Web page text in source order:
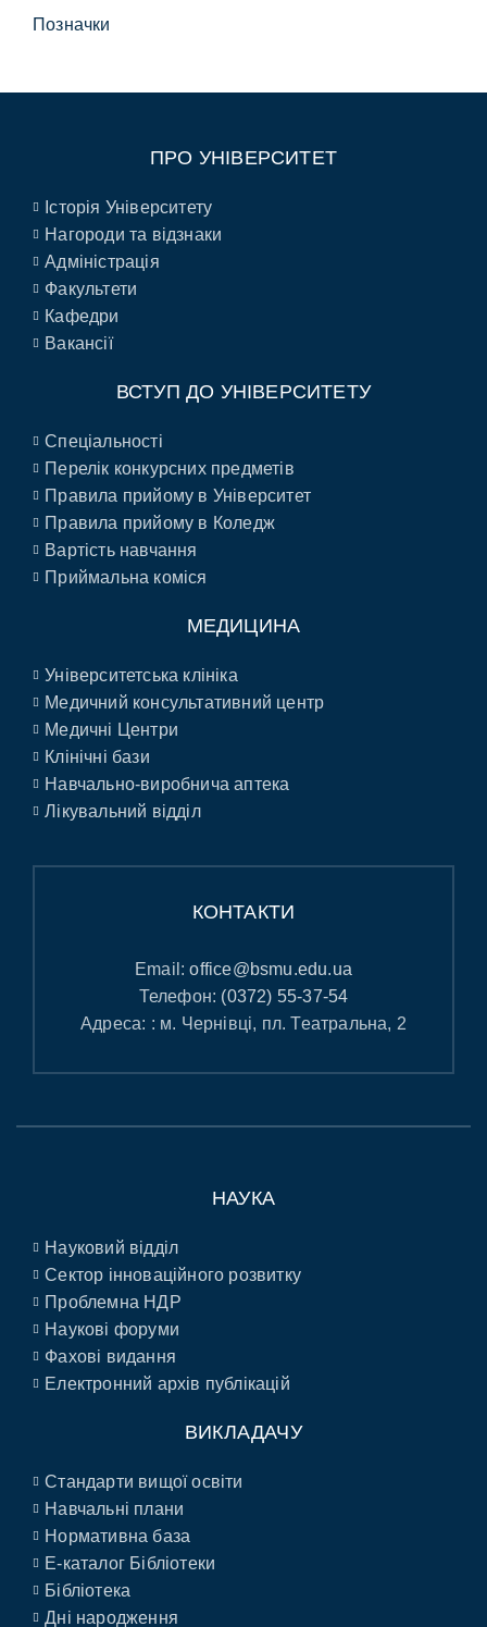
Позначки
ПРО УНІВЕРСИТЕТ
Історія Університету
Нагороди та відзнаки
Адміністрація
Факультети
Кафедри
Вакансії
ВСТУП ДО УНІВЕРСИТЕТУ
Спеціальності
Перелік конкурсних предметів
Правила прийому в Університет
Правила прийому в Коледж
Вартість навчання
Приймальна коміся
МЕДИЦИНА
Університетська клініка
Медичний консультативний центр
Медичні Центри
Клінічні бази
Навчально-виробнича аптека
Лікувальний відділ
КОНТАКТИ
Email:office@bsmu.edu.ua
Телефон: (0372) 55-37-54
Адреса: : м. Чернівці, пл. Театральна, 2
НАУКА
Науковий відділ
Сектор інноваційного розвитку
Проблемна НДР
Наукові форуми
Фахові видання
Електронний архів публікацій
ВИКЛАДАЧУ
Стандарти вищої освіти
Навчальні плани
Нормативна база
E-каталог Бібліотеки
Бібліотека
Дні народження